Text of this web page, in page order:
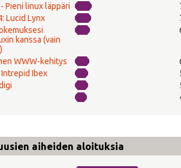
- Pieni linux läppäri
Lucid Lynx
kanssa (vain
WWW-kehitys
Ibex
aiheiden aloituksia